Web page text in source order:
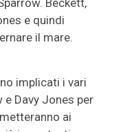
Beckett,
e quindi
il mare.
implicati i vari
Davy Jones per
ai